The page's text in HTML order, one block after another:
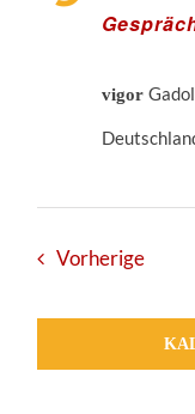
vigor
Vorherige